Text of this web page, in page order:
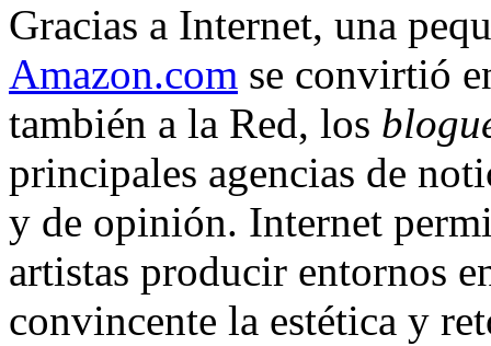
Gracias a Internet, una
Amazon.com se convirtió
también a la Red, los
principales agencias de
y de opinión. Internet
artistas producir entornos
convincente la estética y